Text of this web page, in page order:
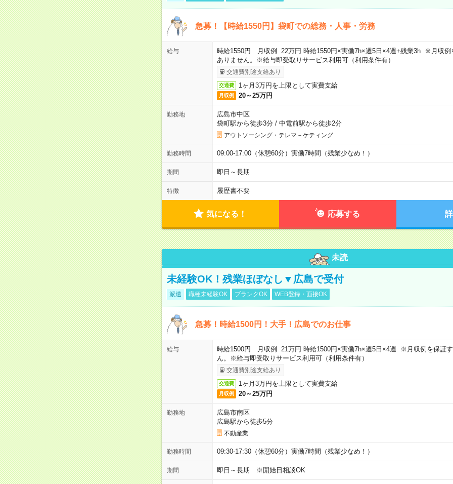
急募！【時給1550円】袋町での総務・人事・労務
給与
時給1550円 月収例 22万円 時給1550円×実働7h×週5日×4週+残業3h ※月収例
ありません。※給与即受取りサービス利用可（利用条件有）
交通費別途支給あり
交通費 1ヶ月3万円を上限として実費支給
月収例 20～25万円
勤務地
広島市中区
袋町駅から徒歩3分/ 中電前駅から徒歩2分
アウトソーシング・テレマ－ケティング
勤務時間 09:00-17:00（休憩60分）実働7時間（残業少なめ！）
期間 即日～長期
特徴 履歴書不要
気になる！ 応募する
未読
未経験OK！残業ほぼなし▼広島で受付
派遣 職種未経験OK ブランクOK WEB登録・面接OK
急募！時給1500円！大手！広島でのお仕事
給与
時給1500円 月収例 21万円 時給1500円×実働7h×週5日×4週 ※月収例を保証す
ん。※給与即受取りサービス利用可（利用条件有）
交通費別途支給あり
交通費 1ヶ月3万円を上限として実費支給
月収例 20～25万円
勤務地
広島市南区
広島駅から徒歩5分
不動産業
勤務時間 09:30-17:30（休憩60分）実働7時間（残業少なめ！）
期間 即日～長期 ※開始日相談OK